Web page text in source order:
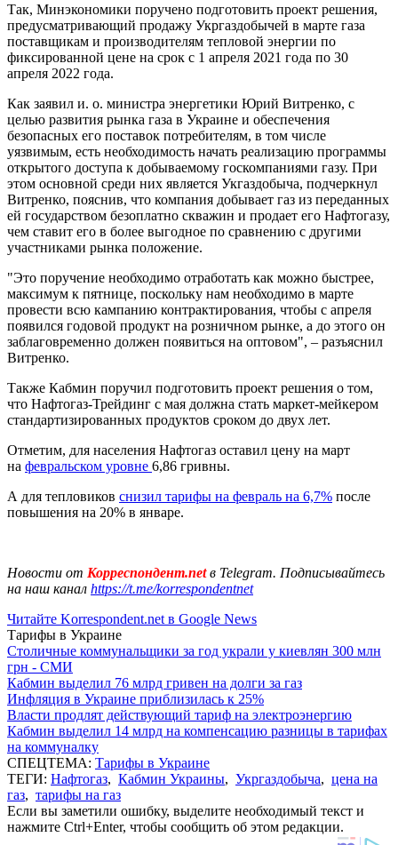
Так, Минэкономики поручено подготовить проект решения,
предусматривающий продажу Укргаздобычей в марте газа
поставщикам и производителям тепловой энергии по
фиксированной цене на срок с 1 апреля 2021 года по 30
апреля 2022 года.
Как заявил и. о. министра энергетики Юрий Витренко, с
целью развития рынка газа в Украине и обеспечения
безопасных его поставок потребителям, в том числе
уязвимым, есть необходимость начать реализацию программы
открытого доступа к добываемому госкомпаниями газу. При
этом основной среди них является Укгаздобыча, подчеркнул
Витренко, пояснив, что компания добывает газ из переданных
ей государством безоплатно скважин и продает его Нафтогазу,
чем ставит его в более выгодное по сравнению с другими
участниками рынка положение.
"Это поручение необходимо отработать как можно быстрее,
максимум к пятнице, поскольку нам необходимо в марте
провести всю кампанию контрактирования, чтобы с апреля
появился годовой продукт на розничном рынке, а до этого он
заблаговременно должен появиться на оптовом", – разъяснил
Витренко.
Также Кабмин поручил подготовить проект решения о том,
что Нафтогаз-Трейдинг с мая должна стать маркет-мейкером
стандартизированных продуктов сроком до двух лет.
Отметим, для населения Нафтогаз оставил цену на март
на февральском уровне 6,86 гривны.
А для тепловиков снизил тарифы на февраль на 6,7% после
повышения на 20% в январе.
Новости от Корреспондент.netв Telegram. Подписывайтесь
на наш канал https://t.me/korrespondentnet
Читайте Korrespondent.net в Google News
Тарифы в Украине
Столичные коммунальщики за год украли у киевлян 300 млн
грн - СМИ
Кабмин выделил 76 млрд гривен на долги за газ
Инфляция в Украине приблизилась к 25%
Власти продлят действующий тариф на электроэнергию
Кабмин выделил 14 млрд на компенсацию разницы в тарифах
на коммуналку
СПЕЦТЕМА: Тарифы в Украине
ТЕГИ: Нафтогаз, Кабмин Украины, Укргаздобыча, цена на
газ, тарифы на газ
Если вы заметили ошибку, выделите необходимый текст и
нажмите Ctrl+Enter, чтобы сообщить об этом редакции.